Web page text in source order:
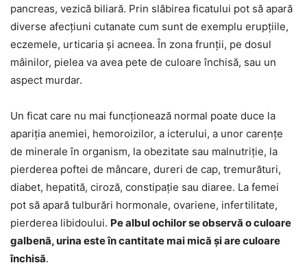
pancreas, vezică biliară. Prin slăbirea ficatului pot să apară
diverse afecțiuni cutanate cum sunt de exemplu erupțiile,
eczemele, urticaria și acneea. În zona frunții, pe dosul
mâinilor, pielea va avea pete de culoare închisă, sau un
aspect murdar.
Un ficat care nu mai funcționează normal poate duce la
apariția anemiei, hemoroizilor, a icterului, a unor carențe
de minerale în organism, la obezitate sau malnutriție, la
pierderea poftei de mâncare, dureri de cap, tremurături,
diabet, hepatită, ciroză, constipație sau diaree. La femei
pot să apară tulburări hormonale, ovariene, infertilitate,
pierderea libidoului. Pe albul ochilor se observă o culoare
galbenă, urina este în cantitate mai mică și are culoare
închisă.